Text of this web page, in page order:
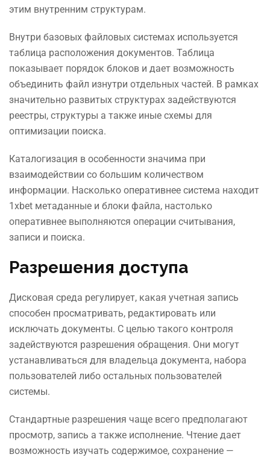
этим внутренним структурам.
Внутри базовых файловых системах используется
таблица расположения документов. Таблица
показывает порядок блоков и дает возможность
объединить файл изнутри отдельных частей. В рамках
значительно развитых структурах задействуются
реестры, структуры а также иные схемы для
оптимизации поиска.
Каталогизация в особенности значима при
взаимодействии со большим количеством
информации. Насколько оперативнее система находит
1xbet метаданные и блоки файла, настолько
оперативнее выполняются операции считывания,
записи и поиска.
Разрешения доступа
Дисковая среда регулирует, какая учетная запись
способен просматривать, редактировать или
исключать документы. С целью такого контроля
задействуются разрешения обращения. Они могут
устанавливаться для владельца документа, набора
пользователей либо остальных пользователей
системы.
Стандартные разрешения чаще всего предполагают
просмотр, запись а также исполнение. Чтение дает
возможность изучать содержимое, сохранение —